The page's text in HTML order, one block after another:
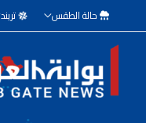
إلى
المحتوى
حالة الطقس تريند